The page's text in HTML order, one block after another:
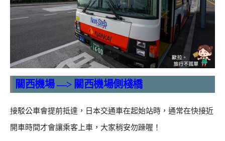
關西機場 —> 關西機場側棧橋
接駁公車會提前抵達，日本交通車在起始站時，通常在快接近
開車時間才會讓乘客上車，大家稍安勿躁喔！